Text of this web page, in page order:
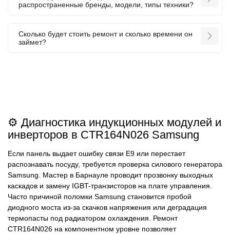
распространенные бренды, модели, типы техники?
Сколько будет стоить ремонт и сколько времени он
займет?
⚙️ Диагностика индукционных модулей и
инверторов в CTR164N026 Samsung
Если панель выдает ошибку связи E9 или перестает
распознавать посуду, требуется проверка силового генератора
Samsung. Мастер в Барнауле проводит прозвонку выходных
каскадов и замену IGBT-транзисторов на плате управления.
Часто причиной поломки Samsung становится пробой
диодного моста из-за скачков напряжения или деградация
термопасты под радиатором охлаждения. Ремонт
CTR164N026 на компонентном уровне позволяет